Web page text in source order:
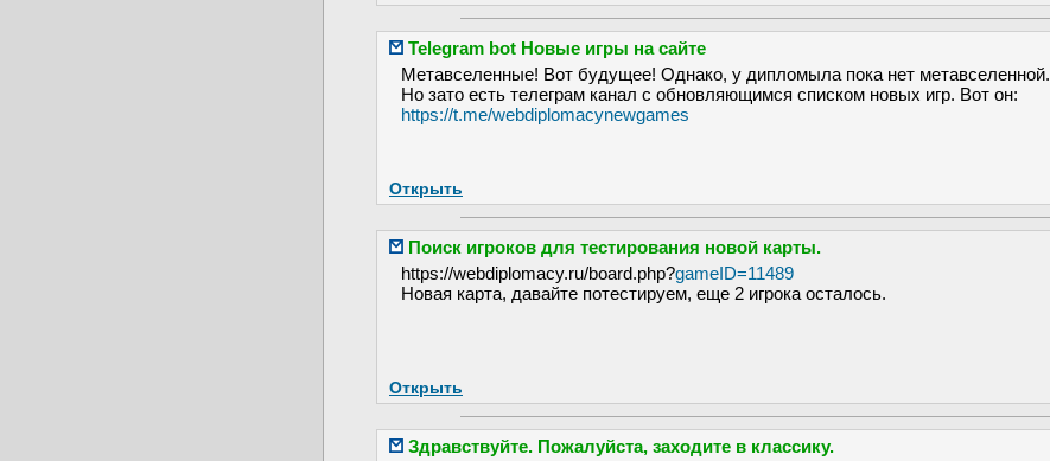
Telegram bot Новые игры на сайте
Метавселенные! Вот будущее! Однако, у дипломыла пока нет метавселенной.
Но зато есть телеграм канал с обновляющимся списком новых игр. Вот он:
https://t.me/webdiplomacynewgames
Открыть
Поиск игроков для тестирования новой карты.
https://webdiplomacy.ru/board.php?gameID=11489
Новая карта, давайте потестируем, еще 2 игрока осталось.
Открыть
Здравствуйте. Пожалуйста, заходите в классику.